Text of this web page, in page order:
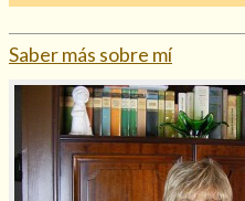
Saber más sobre mí